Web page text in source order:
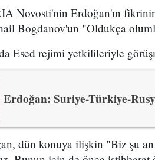
Novosti'nin Erdoğan'ın fikrinin
Bogdanov'un "Oldukça
Esed rejimi yetkilileriyle
Erdoğan: Suriye-Türkiye-
dün konuya ilişkin "Biz şu